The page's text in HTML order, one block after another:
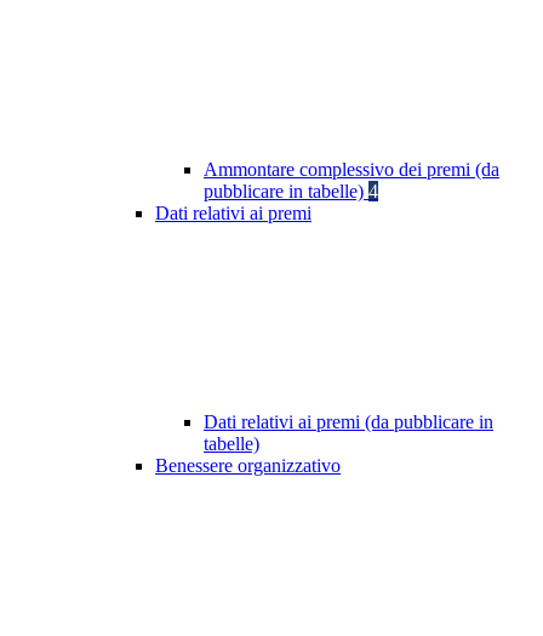
Ammontare complessivo dei premi (da
pubblicare in tabelle) 4
Dati relativi ai premi
Dati relativi ai premi (da pubblicare in
tabelle)
Benessere organizzativo